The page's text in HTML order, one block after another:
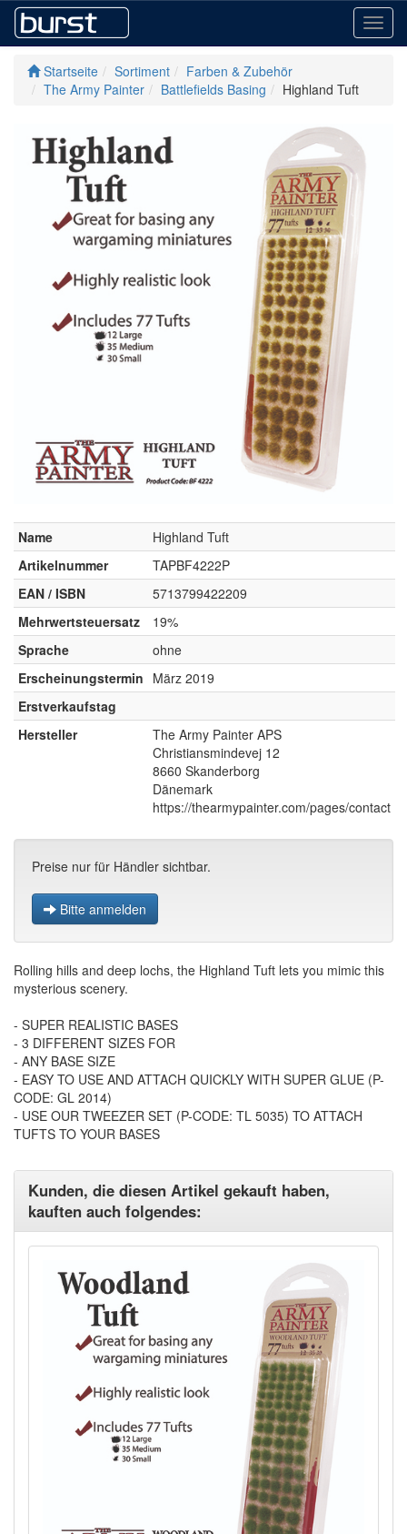
Startseite
Sortiment
Farben & Zubehör
The Army Painter
Battlefields Basing Highland Tuft
Name
Highland Tuft
Artikelnummer
TAPBF4222P
EAN / ISBN
5713799422209
Mehrwertsteuersatz
19%
Sprache
ohne
Erscheinungstermin März 2019
Erstverkaufstag
Hersteller
The Army Painter APS
Christiansmindevej 12
8660 Skanderborg
Dänemark
https://thearmypainter.com/pages/contact
Preise nur für Händler sichtbar.
Bitte anmelden
Rolling hills and deep lochs, the Highland Tuft lets you mimic this
mysterious scenery.
- SUPER REALISTIC BASES
- 3 DIFFERENT SIZES FOR
- ANY BASE SIZE
- EASY TO USE AND ATTACH QUICKLY WITH SUPER GLUE (P-
CODE: GL 2014)
- USE OUR TWEEZER SET (P-CODE: TL 5035) TO ATTACH
TUFTS TO YOUR BASES
Kunden, die diesen Artikel gekauft haben,
kauften auch folgendes: